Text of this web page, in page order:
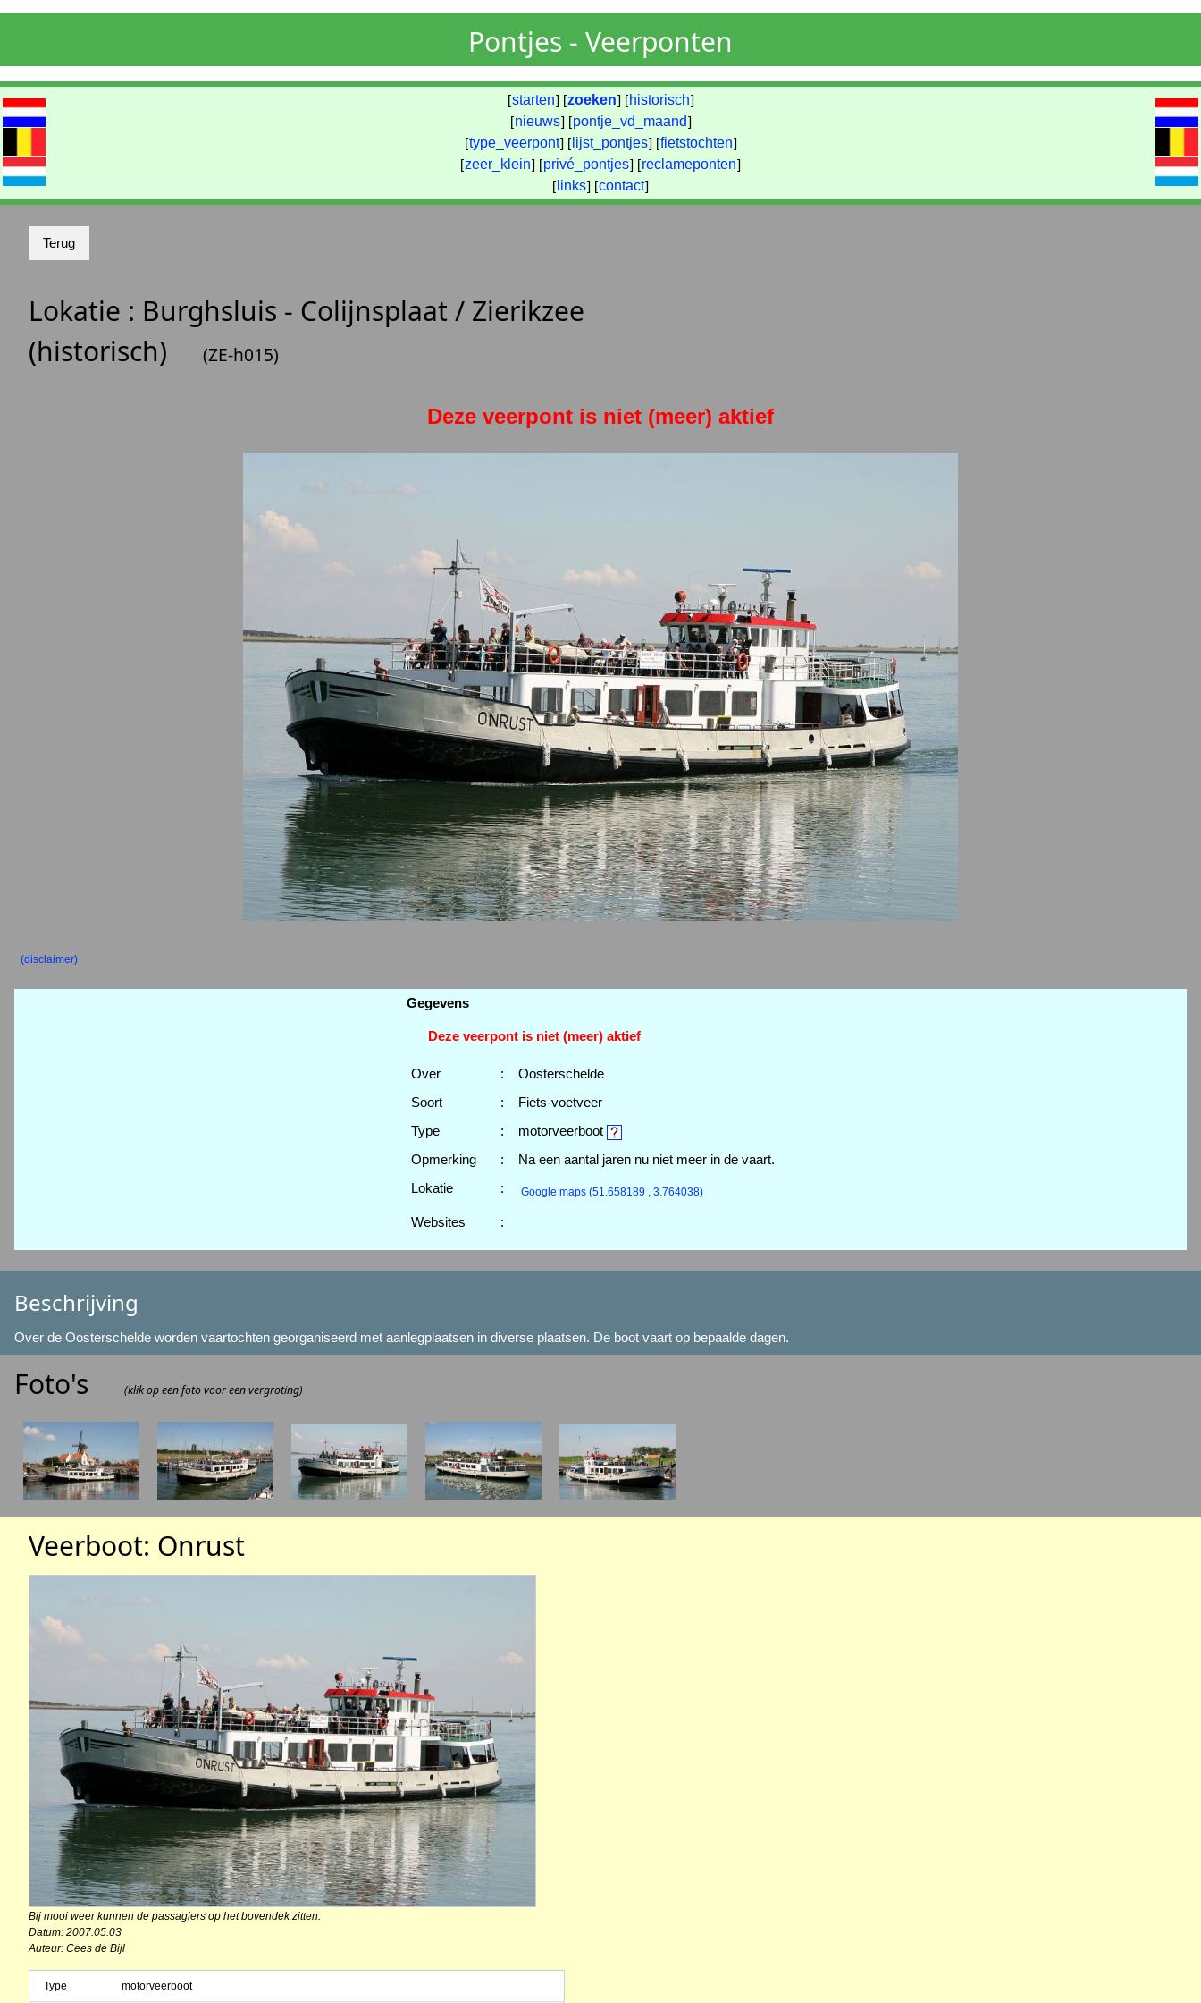
Pontjes - Veerponten
[starten] [zoeken] [ historisch]
[nieuws] [pontje_vd_maand]
[type_veerpont] [ lijst_pontjes] [fietstochten]
[zeer_klein] [privé_pontjes] [reclameponten]
[ links] [contact]
Lokatie : Burghsluis - Colijnsplaat / Zierikzee
(historisch)
(ZE-h015)
Deze veerpont is niet (meer) aktief
(disclaimer)
Gegevens
Deze veerpont is niet (meer) aktief
Over :
Oosterschelde
Soort
:
Fiets-voetveer
Type
:
motorveerboot
Opmerking
:
Na een aantal jaren nu niet meer in de vaart.
Lokatie
: Google maps (51.658189 , 3.764038)
Websites :
Beschrijving
Over de Oosterschelde worden vaartochten georganiseerd met aanlegplaatsen in diverse plaatsen. De boot vaart op bepaalde dagen.
Foto's (klik op een foto voor een vergroting)
Veerboot: Onrust
Bij mooi weer kunnen de passagiers op het bovendek zitten.
Datum: 2007.05.03
Auteur: Cees de Bijl
Type motorveerboot